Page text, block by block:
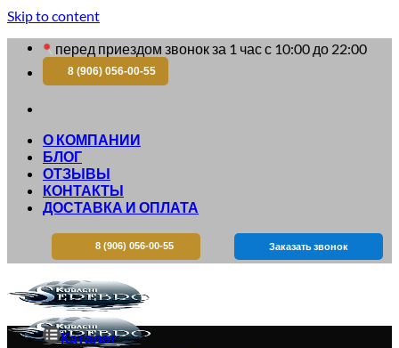
Skip to content
перед приездом звонок за 1 час с 10:00 до 22:00
8 (906) 056-00-55
О КОМПАНИИ
БЛОГ
ОТЗЫВЫ
КОНТАКТЫ
ДОСТАВКА И ОПЛАТА
8 (906) 056-00-55 Заказать звонок
Каталог